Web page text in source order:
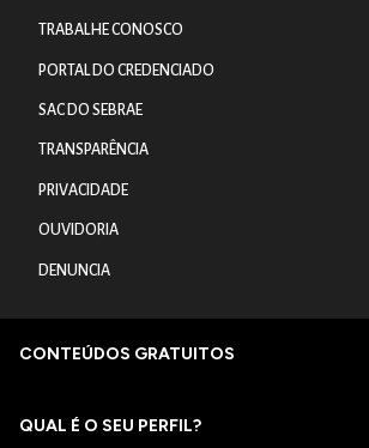
TRABALHE CONOSCO
PORTAL DO CREDENCIADO
SAC DO SEBRAE
TRANSPARÊNCIA
PRIVACIDADE
OUVIDORIA
DENUNCIA
CONTEÚDOS GRATUITOS
QUAL É O SEU PERFIL?